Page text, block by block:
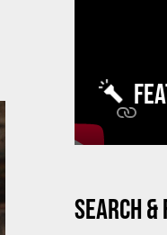
SEARCH &